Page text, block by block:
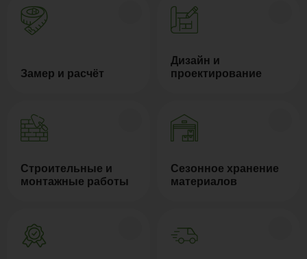
Замер и расчёт
Дизайн и
проектирование
Строительные и
монтажные работы
Сезонное хранение
материалов